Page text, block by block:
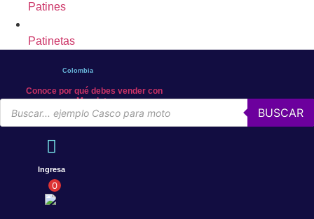
Patines
Patinetas
Colombia
Conoce por qué debes vender con
Mercleta
Búsqueda
de
productos
BUSCAR
Ingresa
0